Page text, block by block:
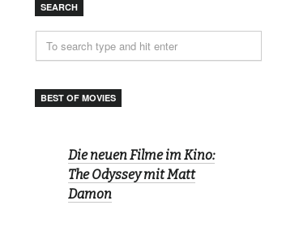
SEARCH
BEST OF MOVIES
Die neuen Filme im Kino:
The Odyssey mit Matt
Damon